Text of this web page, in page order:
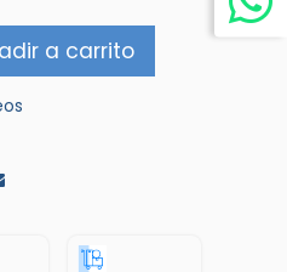
a carrito